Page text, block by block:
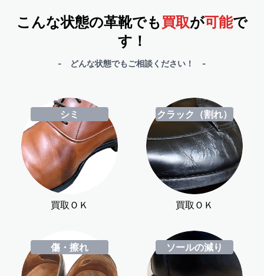
こんな状態の革靴でも買取が可能で
す！
- どんな状態でもご相談ください！ -
シミ
買取ＯＫ
クラック（割れ）
買取ＯＫ
傷・擦れ ソールの減り